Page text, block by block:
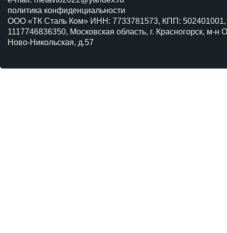
политика конфиденциальности
ООО «ТК Сталь Ком» ИНН: 7733781573, КПП:
1117746836350, Московская область, г. Красногорск, м-н
Ново-Никольская, д.57